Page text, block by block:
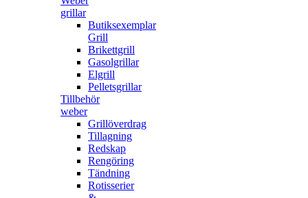
grillar
Butiksexemplar
Grill
Brikettgrill
Gasolgrillar
Elgrill
Pelletsgrillar
Tillbehör
weber
Grillöverdrag
Tillagning
Redskap
Rengöring
Tändning
Rotisserier